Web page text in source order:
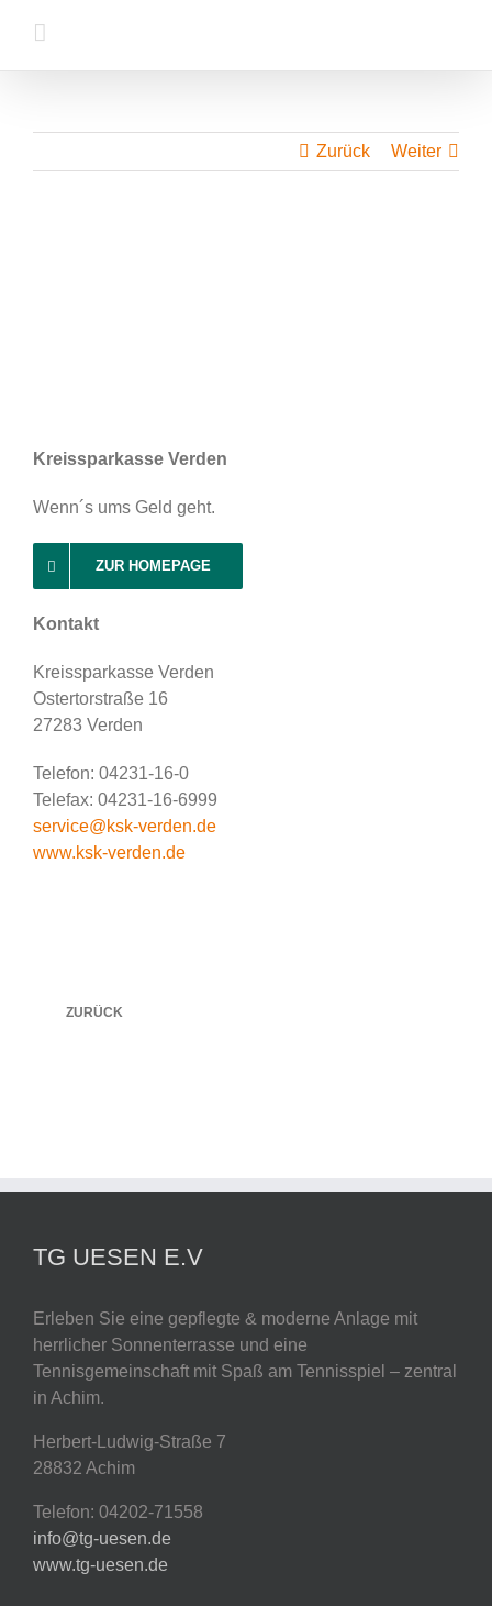
Inhalt
Zurück Weiter
Kreissparkasse Verden
Wenn´s ums Geld geht.
ZUR HOMEPAGE
Kontakt
Kreissparkasse Verden
Ostertorstraße 16
27283 Verden
Telefon: 04231-16-0
Telefax: 04231-16-6999
service@ksk-verden.de
www.ksk-verden.de
ZURÜCK
TG UESEN E.V
Erleben Sie eine gepflegte & moderne Anlage mit
herrlicher Sonnenterrasse und eine
Tennisgemeinschaft mit Spaß am Tennisspiel – zentral
in Achim.
Herbert-Ludwig-Straße 7
28832 Achim
Telefon: 04202-71558
info@tg-uesen.de
www.tg-uesen.de